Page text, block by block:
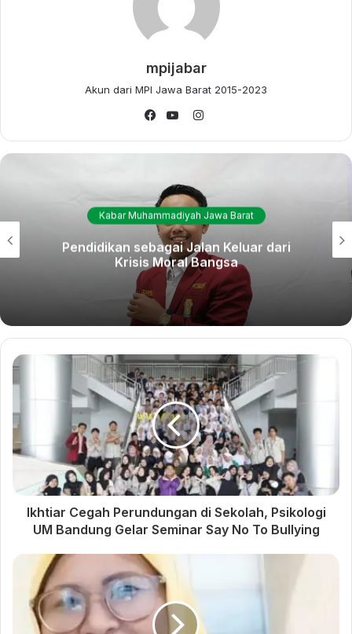
memiliki kemampuan, kecakapan, dan semangat tinggi
dalam mengimplementasikan nilai-nilai perjuangan
*Penulis: Moh Aqbil WAK
MPK PWA Jawa Barat
Mempersiapkan Kader
MPK PW Aisyiyah Siapkan
Pengkaderan Inovatif,
Menyenangkan
Kader Aisyiyah Senantiasa
Tergerak, Bergerak dan
interlude muhammadiyah jawa barat
PWA Jabar
mpijabar
Akun dari MPI Jawa Barat 2015-2023
Instagram
Kabar Muhammadiyah Jawa Barat
Pendidikan sebagai Jalan Keluar dari
Krisis Moral Bangsa
Ikhtiar Cegah Perundungan di Sekolah, Psikologi
UM Bandung Gelar Seminar Say No To Bullying